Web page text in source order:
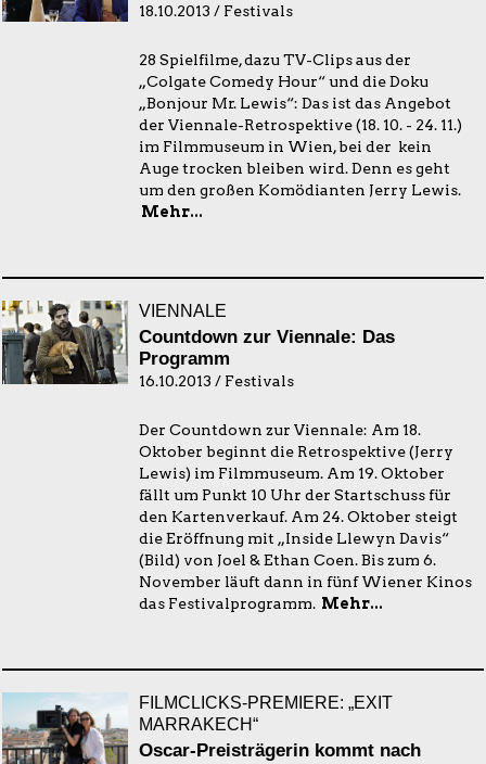
18.10.2013 / Festivals
28 Spielfilme, dazu TV-Clips aus der
„Colgate Comedy Hour“ und die Doku
„Bonjour Mr. Lewis“: Das ist das Angebot
der Viennale-Retrospektive (18. 10. - 24. 11.)
im Filmmuseum in Wien, bei der kein
Auge trocken bleiben wird. Denn es geht
um den großen Komödianten Jerry Lewis.
Mehr...
VIENNALE
Countdown zur Viennale: Das
Programm
16.10.2013 / Festivals
Der Countdown zur Viennale: Am 18.
Oktober beginnt die Retrospektive (Jerry
Lewis) im Filmmuseum. Am 19. Oktober
fällt um Punkt 10 Uhr der Startschuss für
den Kartenverkauf. Am 24. Oktober steigt
die Eröffnung mit „Inside Llewyn Davis“
(Bild) von Joel & Ethan Coen. Bis zum 6.
November läuft dann in fünf Wiener Kinos
das Festivalprogramm. Mehr...
FILMCLICKS-PREMIERE: „EXIT
MARRAKECH“
Oscar-Preisträgerin kommt nach